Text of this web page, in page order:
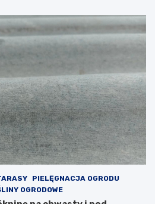
PIELĘGNACJA OGRODU
OGRODOWE